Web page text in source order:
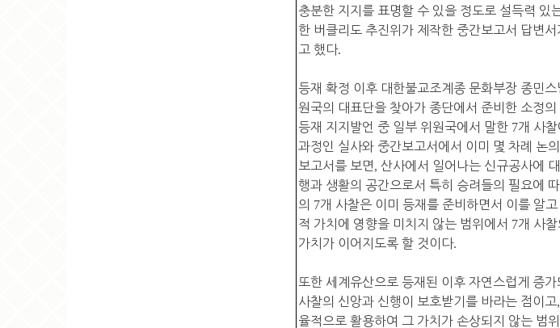
충분한 지지를 표명할 수 있을 정도로 설득력 있
한 버클리도 추진위가 제작한 중간보고서 답변서
고 했다.
등재 확정 이후 대한불교조계종 문화부장 종민
원국의 대표단을 찾아가 종단에서 준비한 소정
등재 지지발언 중 일부 위원국에서 말한 7개 사
과정인 실사와 중간보고서에서 이미 몇 차례 논
보고서를 보면, 산사에서 일어나는 신규공사에
행과 생활의 공간으로서 특히 승려들의 필요에
의 7개 사찰은 이미 등재를 준비하면서 이를 알
적 가치에 영향을 미치지 않는 범위에서 7개 사찰
가치가 이어지도록 할 것이다.
또한 세계유산으로 등재된 이후 자연스럽게 증
사찰의 신앙과 신행이 보호받기를 바라는 점이고,
율적으로 활용하여 그 가치가 손상되지 않는 범